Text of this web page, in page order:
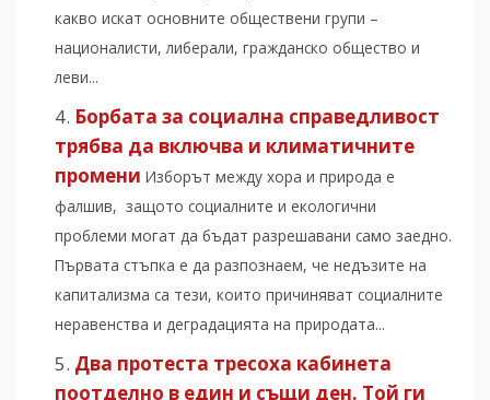
какво искат основните обществени групи –
националисти, либерали, гражданско общество и
леви...
Борбата за социална справедливост
трябва да включва и климатичните
промени Изборът между хора и природа е
фалшив, защото социалните и екологични
проблеми могат да бъдат разрешавани само заедно.
Първата стъпка е да разпознаем, че недъзите на
капитализма са тези, които причиняват социалните
неравенства и деградацията на природата...
Два протеста тресоха кабинета
поотделно в един и същи ден. Той ги